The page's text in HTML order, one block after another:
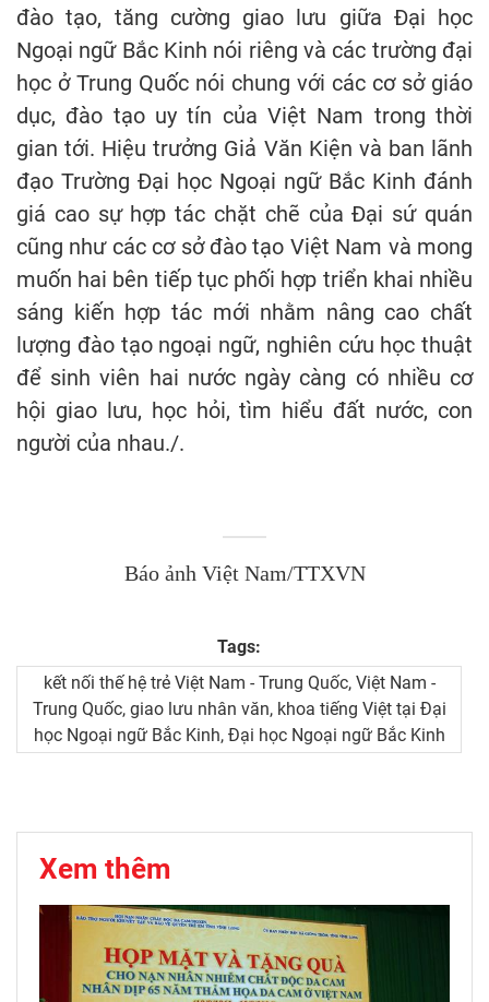
đào tạo, tăng cường giao lưu giữa Đại học
Ngoại ngữ Bắc Kinh nói riêng và các trường đại
học ở Trung Quốc nói chung với các cơ sở giáo
dục, đào tạo uy tín của Việt Nam trong thời
gian tới. Hiệu trưởng Giả Văn Kiện và ban lãnh
đạo Trường Đại học Ngoại ngữ Bắc Kinh đánh
giá cao sự hợp tác chặt chẽ của Đại sứ quán
cũng như các cơ sở đào tạo Việt Nam và mong
muốn hai bên tiếp tục phối hợp triển khai nhiều
sáng kiến hợp tác mới nhằm nâng cao chất
lượng đào tạo ngoại ngữ, nghiên cứu học thuật
để sinh viên hai nước ngày càng có nhiều cơ
hội giao lưu, học hỏi, tìm hiểu đất nước, con
người của nhau./.
Báo ảnh Việt Nam/TTXVN
Tags:
kết nối thế hệ trẻ Việt Nam - Trung Quốc, Việt Nam -
Trung Quốc, giao lưu nhân văn, khoa tiếng Việt tại Đại
học Ngoại ngữ Bắc Kinh, Đại học Ngoại ngữ Bắc Kinh
Xem thêm